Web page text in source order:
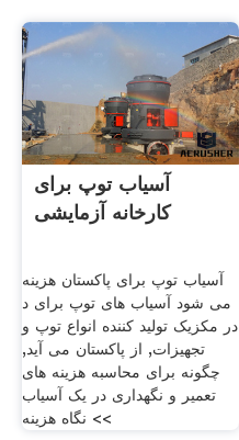
آسیاب توپ برای
کارخانه آزمایشی
آسیاب توپ برای پاکستان هزینه
می شود آسیاب های توپ برای د
در مکزیک تولید کننده انواع توپ و
تجهیزات, از پاکستان می آید,
چگونه برای محاسبه هزینه های
تعمیر و نگهداری در یک آسیاب
>> نگاه هزینه